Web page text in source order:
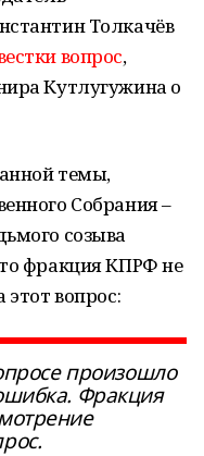
Толкачёв
вопрос,
Кутлугужина о
темы,
Собрания –
созыва
фракция КПРФ не
вопрос:
произошло
Фракция